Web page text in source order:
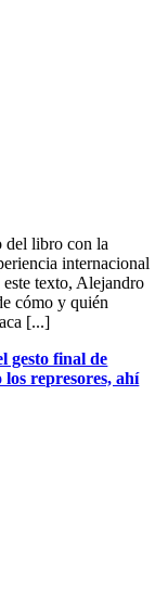
del libro con la
internacional
texto, Alejandro
cómo y quién
[...]
gesto final de
represores, ahí